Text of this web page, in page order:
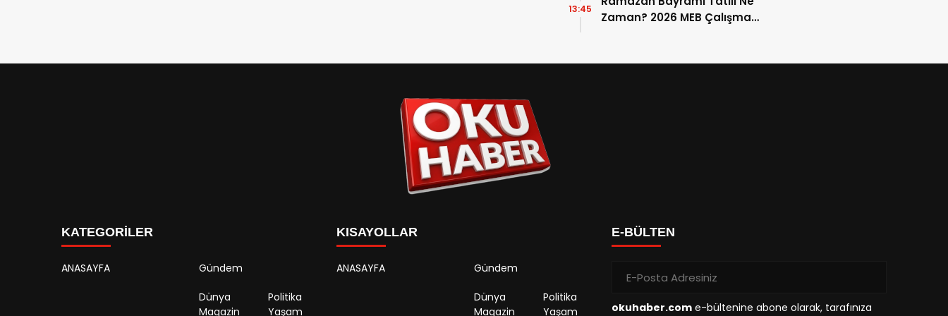
Zaman? 2026 MEB Çalışma
13:45
KATEGORİLER
ANASAYFA Gündem
Dünya
Politika
Magazin
Yaşam
KISAYOLLAR
ANASAYFA Gündem
Dünya
Politika
Magazin
Yaşam
E-BÜLTEN
okuhaber.com e-bültenine abone olarak, tarafınıza